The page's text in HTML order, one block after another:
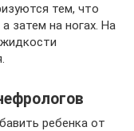
тем, что
затем на ногах. На
ребенка от